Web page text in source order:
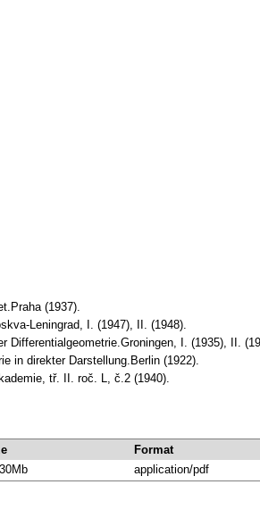
(1937).
Leningrad, I. (1947), II. (1948).
I. (1935), II.
in direkter Darstellung.Berlin (1922).
tř. II. roč. L, č.2 (1940).
Format
application/pdf